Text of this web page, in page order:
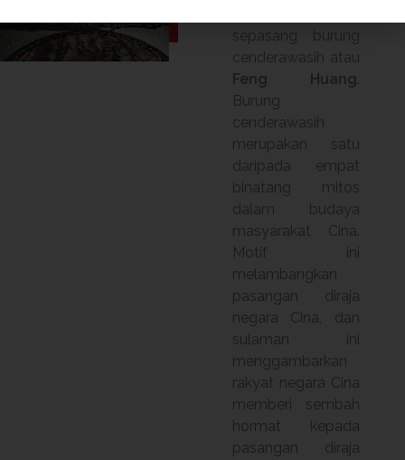
sepasang burung
cenderawasih atau
Feng Huang.
Burung
cenderawasih
merupakan satu
daripada empat
binatang mitos
dalam budaya
masyarakat Cina.
Motif ini
melambangkan
pasangan diraja
negara Cina, dan
sulaman ini
menggambarkan
rakyat negara Cina
memberi sembah
hormat kepada
pasangan diraja